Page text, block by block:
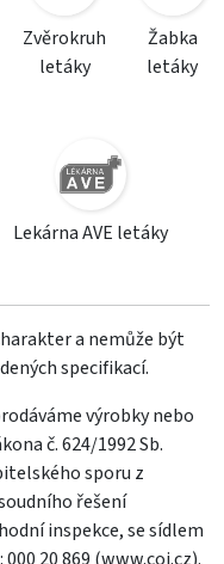
Zvěrokruh
letáky
Žabka
letáky
Lekárna AVE letáky
a nemůže být
specifikací.
výrobky nebo
č. 624/1992 Sb.
sporu z
řešení
inspekce, se sídlem